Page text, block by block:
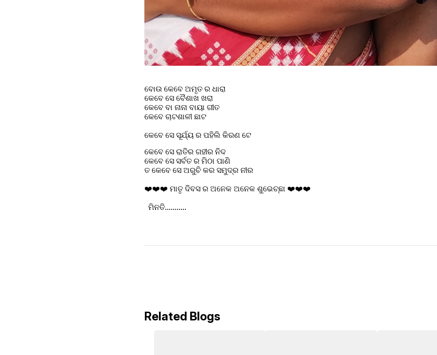
ବୋଉ କେବେ ଅମୃତ ର ଧାରା
କେବେ ସେ ବୈଶାଖ ଖରା
କେବେ ବା ନାନା ବାୟା ଗୀତ
କେବେ ଚାଟଶାଳୀ ଛାଟ
କେବେ ସେ ସୂର୍ଯ୍ୟ ର ପହିଲି କିରଣ ଟେ
କେବେ ସେ ରାତିର ଗହୀର ନିଦ
କେବେ ସେ ସର୍ବତ ର ମିଠା ପାଣି
ତ କେବେ ସେ ଅରୁଚି କର ସମୁଦ୍ର ନୀର
❤️❤️❤️ ମାତୃ ଦିବସ ର ଅନେକ ଅନେକ ଶୁଭେଚ୍ଛା ❤️❤️❤️
  ମିନତି...........
Related Blogs